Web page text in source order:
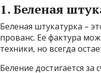
1. Беленая
Беленая штукатурка –
прованс. Ее фактура
техники, но всегда
Беление достигается за